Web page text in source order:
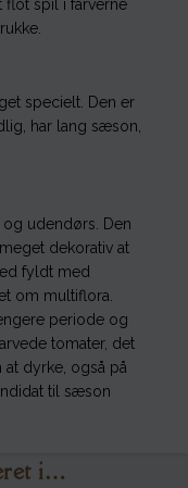
flot spil i farverne
specielt. Den er
har lang sæson,
udendørs. Den
dekorativ at
fyldt med
om multiflora.
periode og
tomater, det
dyrke, også på
til sæson
i…